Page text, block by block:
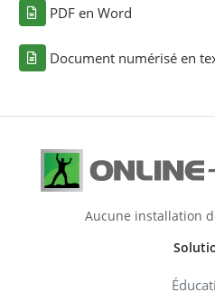
PDF en Word
Document numérisé en
Aucune installation